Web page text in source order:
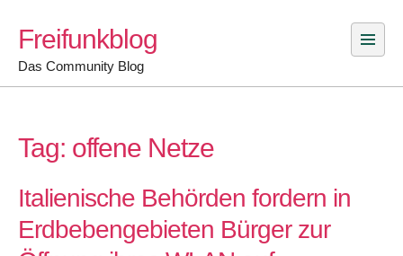
content
Freifunkblog
Das Community Blog
Tag: offene Netze
Italienische Behörden fordern in
Erdbebengebieten Bürger zur